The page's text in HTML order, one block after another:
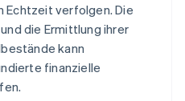
Echtzeit verfolgen. Die
die Ermittlung ihrer
kann
finanzielle